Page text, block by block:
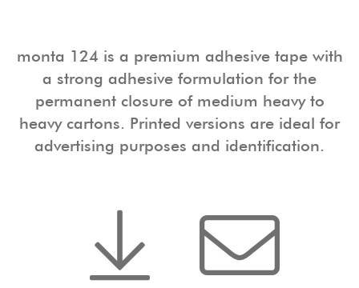
monta 124 is a premium adhesive tape with
a strong adhesive formulation for the
permanent closure of medium heavy to
heavy cartons. Printed versions are ideal for
advertising purposes and identification.